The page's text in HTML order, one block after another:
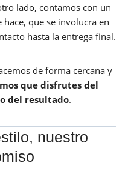
lado, contamos con un
que se involucra en
hasta la entrega final.
de forma cercana y
que disfrutes del
del resultado.
nuestro